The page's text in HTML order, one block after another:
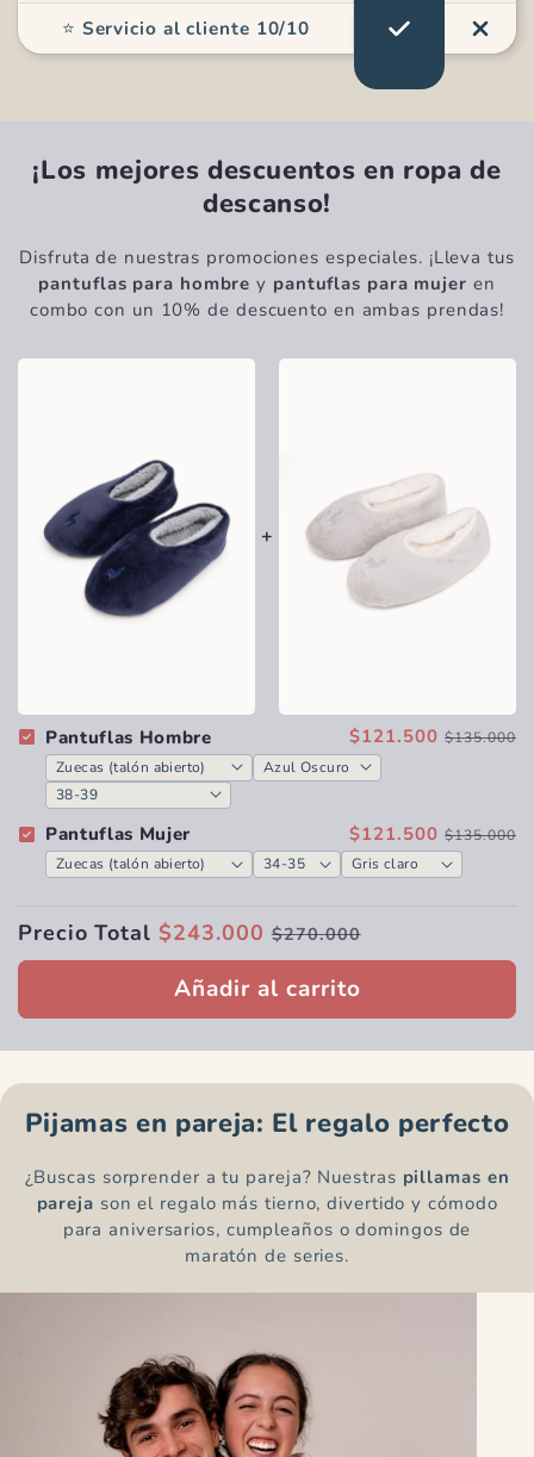
⭐ Servicio al cliente 10/10
¡Los mejores descuentos en ropa de
descanso!
Disfruta de nuestras promociones especiales. ¡Lleva tus
pantuflas para hombre y pantuflas para mujer en
combo con un 10% de descuento en ambas prendas!
Pantuflas Hombre $121.500 $135.000
Pantuflas Mujer $121.500 $135.000
Precio Total $243.000$270.000
Añadir al carrito
Pijamas en pareja: El regalo perfecto
¿Buscas sorprender a tu pareja? Nuestras pillamas en
pareja son el regalo más tierno, divertido y cómodo
para aniversarios, cumpleaños o domingos de
maratón de series.